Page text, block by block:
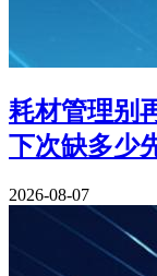
耗材管理别
下次缺多少
2026-08-07